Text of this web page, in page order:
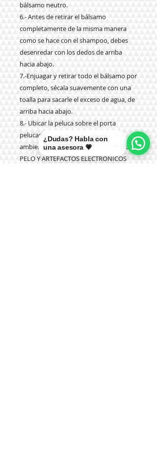
bálsamo neutro.
6.- Antes de retirar el bálsamo
completamente de la misma manera
como se hace con el shampoo, debes
desenredar con los dedos de arriba
hacia abajo.
7.-Enjuagar y retirar todo el bálsamo por
completo, sécala suavemente con una
toalla para sacarle el exceso de agua, de
arriba hacia abajo.
8.- Ubicar la peluca sobre el porta
pelucas y dejar secar a temperatura
ambiente. NUNCA USAR SECADOR DE
PELO Y ARTEFACTOS ELECTRÓNICOS
¿Dudas? Habla con
una asesora 💗